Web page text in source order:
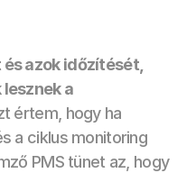
azok időzítését,
a
értem, hogy ha
a ciklus monitoring
PMS tünet az, hogy